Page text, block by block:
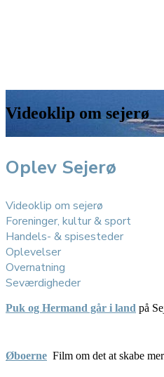
Videoklip om sejerø
Oplev Sejerø
Videoklip om sejerø
Foreninger, kultur & sport
Handels- & spisesteder
Oplevelser
Overnatning
Seværdigheder
Puk og Hermand går i land på
Øboerne Film om det at skabe